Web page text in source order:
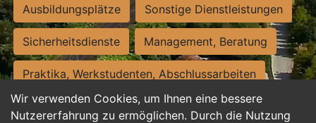
Wir verwenden Cookies, um Ihnen eine bessere
Nutzererfahrung zu ermöglichen. Durch die Nutzung
Ausbildungsplätze Sonstige Dienstleistungen
Sicherheitsdienste Management, Beratung
Praktika, Werkstudenten, Abschlussarbeiten
Personalwesen Assistenz, Sekretariat